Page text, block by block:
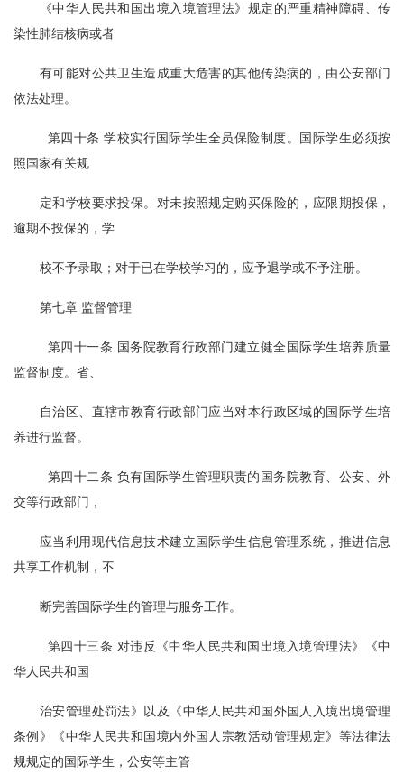
《中华人民共和国出境入境管理法》规定的严重精神障碍、传
染性肺结核病或者
有可能对公共卫生造成重大危害的其他传染病的，由公安部门
依法处理。
  第四十条 学校实行国际学生全员保险制度。国际学生必须按
照国家有关规
定和学校要求投保。对未按照规定购买保险的，应限期投保，
逾期不投保的，学
校不予录取；对于已在学校学习的，应予退学或不予注册。
第七章 监督管理
  第四十一条 国务院教育行政部门建立健全国际学生培养质量
监督制度。省、
自治区、直辖市教育行政部门应当对本行政区域的国际学生培
养进行监督。
  第四十二条 负有国际学生管理职责的国务院教育、公安、外
交等行政部门，
应当利用现代信息技术建立国际学生信息管理系统，推进信息
共享工作机制，不
断完善国际学生的管理与服务工作。
  第四十三条 对违反《中华人民共和国出境入境管理法》《中
华人民共和国
治安管理处罚法》以及《中华人民共和国外国人入境出境管理
条例》《中华人民共和国境内外国人宗教活动管理规定》等法律法
规规定的国际学生，公安等主管